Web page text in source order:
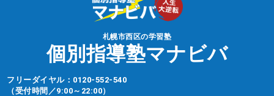
札幌市西区の学習塾
個別指導塾マナビバ
フリーダイヤル： 0120-552-540
（受付時間／9:00～22:00）